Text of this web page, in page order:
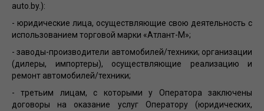
auto.by.):
- юридические лица, осуществляющие свою деятельность с
использованием торговой марки «Атлант-М»;
- заводы-производители автомобилей/техники; организации
(дилеры, импортеры), осуществляющие реализацию и
ремонт автомобилей/техники;
- третьим лицам, с которыми у Оператора заключены
договоры на оказание услуг Оператору (юридических,